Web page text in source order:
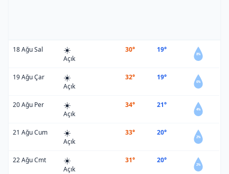
18 Ağu Sal ☀️
Açık
30° 19°
8%
19 Ağu Çar ☀️
Açık
32° 19°
6%
20 Ağu Per ☀️
Açık
34° 21°
4%
21 Ağu Cum ☀️
Açık
33° 20°
2%
22 Ağu Cmt ☀️
Açık
31° 20°
2%